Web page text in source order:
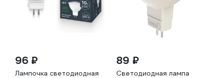
96 ₽
Лампочка светодиодная
89 ₽
Светодиодная лампа